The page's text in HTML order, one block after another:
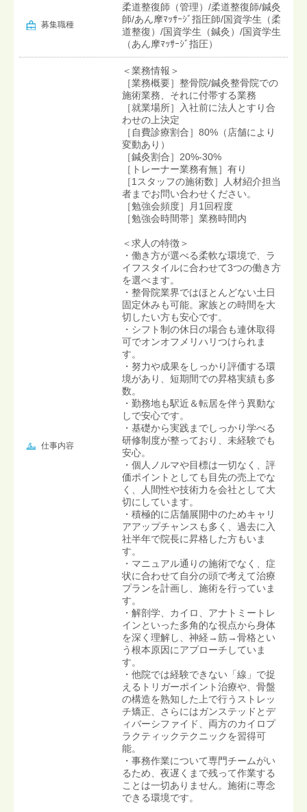
募集職種
柔道整復師（管理）/柔道整復師/鍼灸
師/あん摩ﾏｯｻｰｼﾞ指圧師/国資学生（柔
道整復）/国資学生（鍼灸）/国資学生
（あん摩ﾏｯｻｰｼﾞ指圧）
仕事内容
＜業務情報＞
［業務概要］整骨院/鍼灸整骨院での
施術業務、それに付帯する業務
［就業場所］入社前に法人とすり合
わせの上決定
［自費診療割合］80%（店舗により
変動あり）
［鍼灸割合］20%-30%
［トレーナー業務有無］有り
［1スタッフの施術数］人材紹介担当
者までお問い合わせください。
［勉強会頻度］月1回程度
［勉強会時間帯］業務時間内
＜求人の特徴＞
・働き方が選べる柔軟な環境で、ラ
イフスタイルに合わせて3つの働き方
を選べます。
・整骨院業界ではほとんどない土日
固定休みも可能。家族との時間を大
切したい方も安心です。
・シフト制の休日の場合も連休取得
可でオンオフメリハリつけられま
す。
・努力や成果をしっかり評価する環
境があり、短期間での昇格実績も多
数。
・勤務地も駅近＆転居を伴う異動な
しで安心です。
・基礎から実践までしっかり学べる
研修制度が整っており、未経験でも
安心。
・個人ノルマや目標は一切なく、評
価ポイントとしても目先の売上でな
く、人間性や技術力を会社として大
切にしています。
・積極的に店舗展開中のためキャリ
アアップチャンスも多く、過去に入
社半年で院長に昇格した方もいま
す。
・マニュアル通りの施術でなく、症
状に合わせて自分の頭で考えて治療
プランを計画し、施術を行っていま
す。
・解剖学、カイロ、アナトミートレ
インといった多角的な視点から身体
を深く理解し、神経→筋→骨格とい
う根本原因にアプローチしていま
す。
・他院では経験できない「線」で捉
えるトリガーポイント治療や、骨盤
の構造を熟知した上で行うストレッ
チ矯正、さらにはガンステッドとデ
ィバーシファイド、両方のカイロプ
ラクティックテクニックを習得可
能。
・事務作業について専門チームがい
るため、夜遅くまで残って作業する
ことは一切ありません。施術に専念
できる環境です。